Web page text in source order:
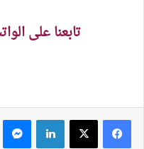
تابعنا على
لينكدإن